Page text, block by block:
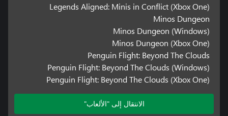
Legends Aligned: Minis in Conflict (Xbox One)
Minos Dungeon
Minos Dungeon (Windows)
Minos Dungeon (Xbox One)
Penguin Flight: Beyond The Clouds
Penguin Flight: Beyond The Clouds (Windows)
Penguin Flight: Beyond The Clouds (Xbox One)
الانتقال إلى "الألعاب"